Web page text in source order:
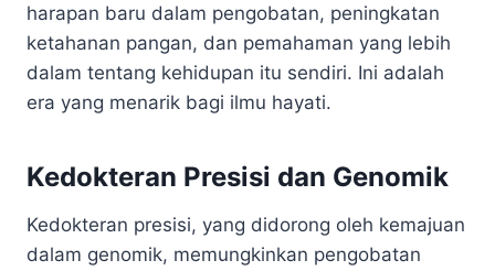
harapan baru dalam pengobatan, peningkatan
ketahanan pangan, dan pemahaman yang lebih
dalam tentang kehidupan itu sendiri. Ini adalah
era yang menarik bagi ilmu hayati.
Kedokteran Presisi dan Genomik
Kedokteran presisi, yang didorong oleh kemajuan
dalam genomik, memungkinkan pengobatan